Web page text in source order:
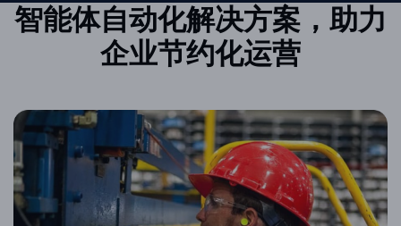
智能体自动化解决方案，助力
企业节约化运营